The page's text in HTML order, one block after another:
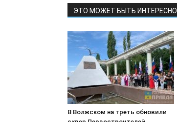
ЭТО МОЖЕТ БЫТЬ ИНТЕРЕСНО
В Волжском на треть обновили